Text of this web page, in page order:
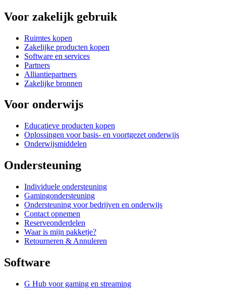
Voor zakelijk gebruik
Ruimtes kopen
Zakelijke producten kopen
Software en services
Partners
Alliantiepartners
Zakelijke bronnen
Voor onderwijs
Educatieve producten kopen
Oplossingen voor basis- en voortgezet onderwijs
Onderwijsmiddelen
Ondersteuning
Individuele ondersteuning
Gamingondersteuning
Ondersteuning voor bedrijven en onderwijs
Contact opnemen
Reserveonderdelen
Waar is mijn pakketje?
Retourneren & Annuleren
Software
G Hub voor gaming en streaming